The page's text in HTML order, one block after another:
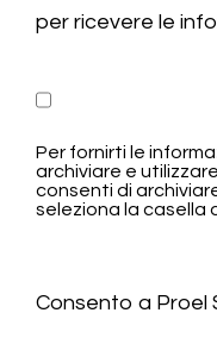
per ricevere le
Per fornirti le
archiviare e
consenti di
seleziona la casella
Consento a Proel